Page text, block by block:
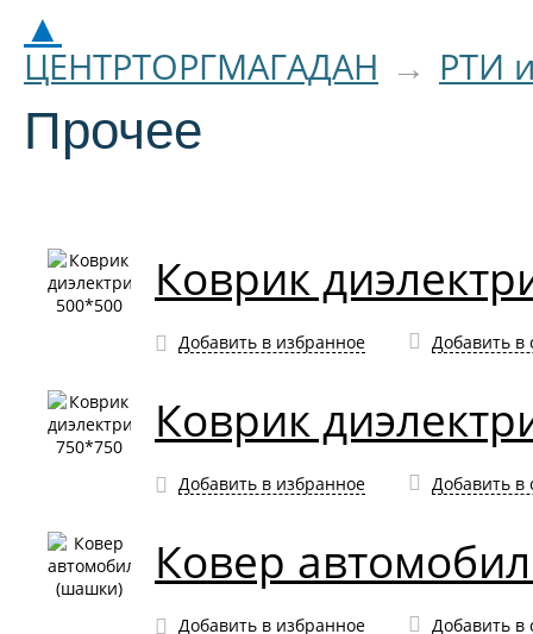
▲
ЦЕНТРТОРГМАГАДАН → РТИ
Прочее
Коврик
Добавить в избранное Добавить в
Коврик
Добавить в избранное Добавить в
Ковер
Добавить в избранное Добавить в